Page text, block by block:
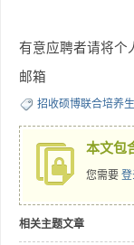
有意应聘者请将个
邮箱
招收硕博联合培养生
本文包
您需要
相关主题文章